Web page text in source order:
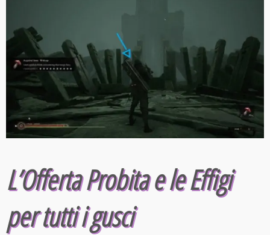
L’Offerta Probita e le Effigi
per tutti i gusci